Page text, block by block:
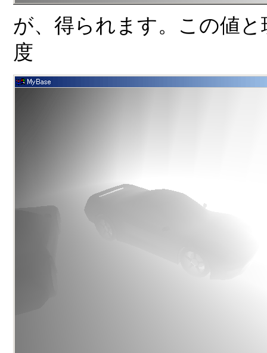
が、得られます。この値
度